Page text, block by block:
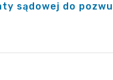
sądowej do